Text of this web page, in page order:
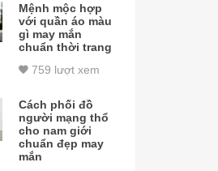
Mệnh mộc hợp
với quần áo màu
gì may mắn
chuẩn thời trang
759 lượt xem
Cách phối đồ
người mạng thổ
cho nam giới
chuẩn đẹp may
mắn